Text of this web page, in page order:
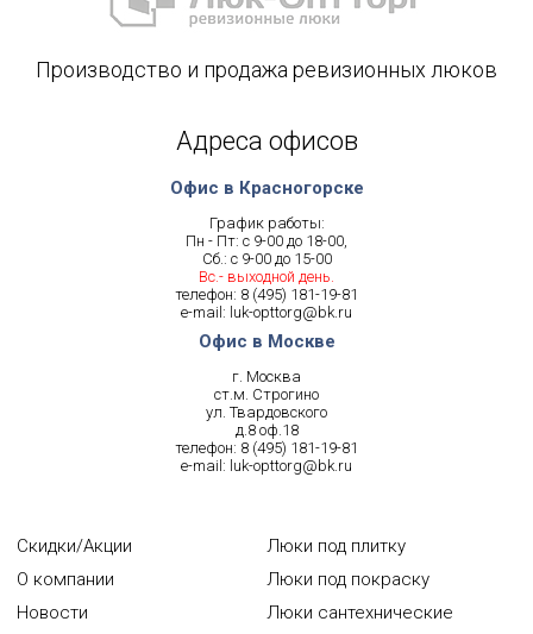
Производство и продажа ревизионных люков
Адреса офисов
Офис в Красногорске
График работы:
Пн - Пт: с 9-00 до 18-00,
Сб.: с 9-00 до 15-00
Вс.- выходной день.
телефон: 8 (495) 181-19-81
e-mail: luk-opttorg@bk.ru
Офис в Москве
г. Москва
ст.м. Строгино
ул. Твардовского
д.8 оф.18
телефон: 8 (495) 181-19-81
e-mail: luk-opttorg@bk.ru
Скидки/Акции
О компании
Новости
Люки под плитку
Люки под покраску
Люки сантехнические